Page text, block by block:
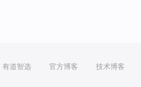
有道智选 官方博客 技术博客